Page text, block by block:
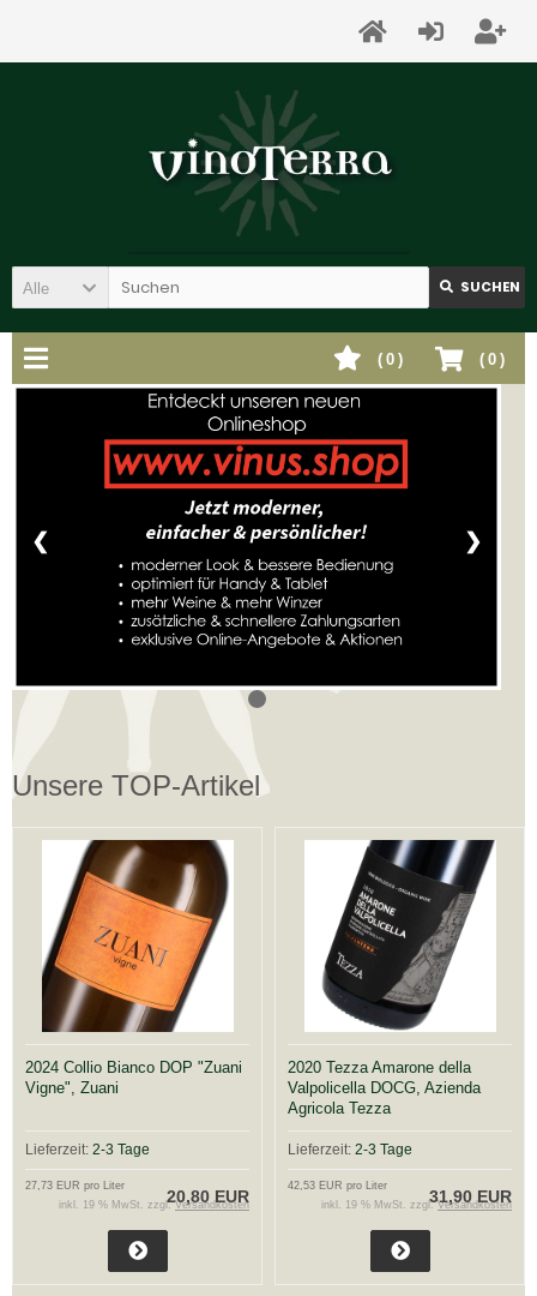
Alle SUCHEN
( 0 )
( 0 )
❮ ❯
Unsere TOP-Artikel
2024 Collio Bianco DOP "Zuani
Vigne", Zuani
Lieferzeit: 2-3 Tage
20,80 EUR
27,73 EUR pro Liter
inkl. 19 % MwSt. zzgl.Versandkosten
2020 Tezza Amarone della
Valpolicella DOCG, Azienda
Agricola Tezza
Lieferzeit: 2-3 Tage
31,90 EUR
42,53 EUR pro Liter
inkl. 19 % MwSt. zzgl.Versandkosten